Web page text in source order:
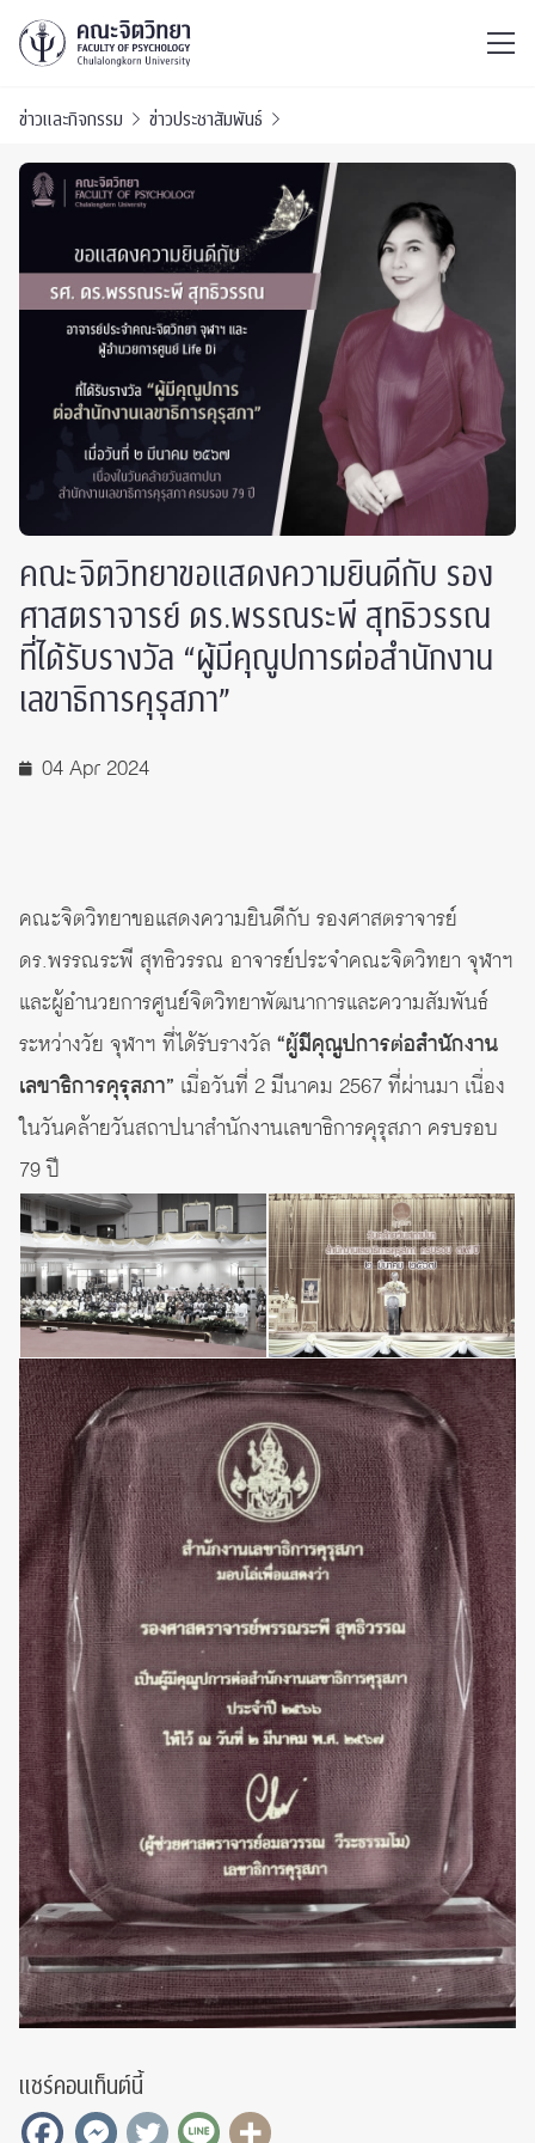
ข่าวและกิจกรรม ข่าวประชาสัมพันธ์
คณะจิตวิทยาขอแสดงความยินดีกับ รอง
ศาสตราจารย์ ดร.พรรณระพี สุทธิวรรณ
ที่ได้รับรางวัล “ผู้มีคุณูปการต่อสำนักงาน
เลขาธิการคุรุสภา”
04 Apr 2024
คณะจิตวิทยาขอแสดงความยินดีกับ รองศาสตราจารย์
ดร.พรรณระพี สุทธิวรรณ อาจารย์ประจำคณะจิตวิทยา จุฬาฯ
และผู้อำนวยการศูนย์จิตวิทยาพัฒนาการและความสัมพันธ์
ระหว่างวัย จุฬาฯ ที่ได้รับรางวัล “ผู้มีคุณูปการต่อสำนักงาน
เลขาธิการคุรุสภา” เมื่อวันที่ 2 มีนาคม 2567 ที่ผ่านมา เนื่อง
ในวันคล้ายวันสถาปนาสำนักงานเลขาธิการคุรุสภา ครบรอบ
79 ปี
แชร์คอนเท็นต์นี้